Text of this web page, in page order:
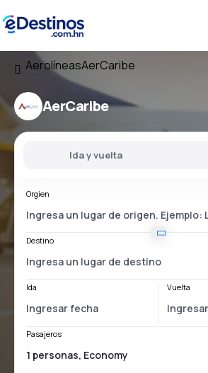
AerolíneasAerCaribe
AerCaribe
Ida y vuelta
Orgien
Destino
Ida Vuelta
Pasajeros